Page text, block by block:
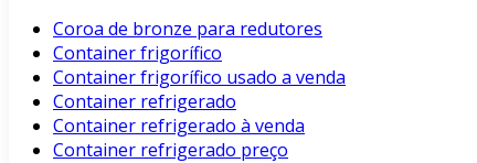
Coroa de bronze para redutores
Container frigorífico
Container frigorífico usado a venda
Container refrigerado
Container refrigerado à venda
Container refrigerado preço